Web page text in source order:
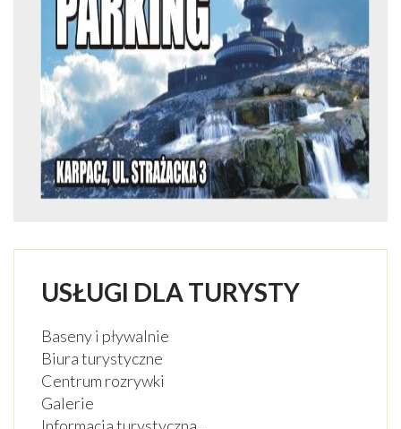
USŁUGI DLA TURYSTY
Baseny i pływalnie
Biura turystyczne
Centrum rozrywki
Galerie